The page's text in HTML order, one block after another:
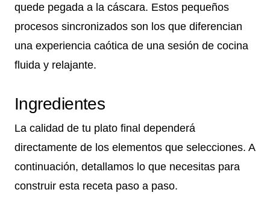
quede pegada a la cáscara. Estos pequeños
procesos sincronizados son los que diferencian
una experiencia caótica de una sesión de cocina
fluida y relajante.
Ingredientes
La calidad de tu plato final dependerá
directamente de los elementos que selecciones. A
continuación, detallamos lo que necesitas para
construir esta receta paso a paso.